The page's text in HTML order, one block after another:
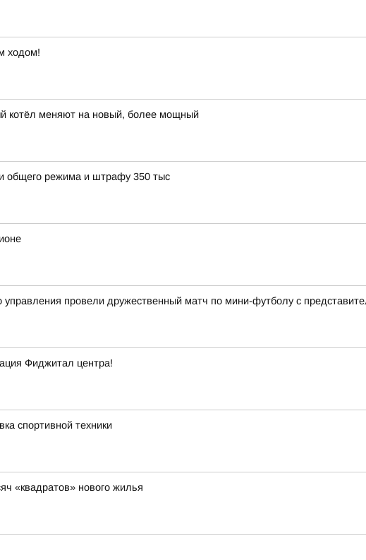
ходом!
котёл меняют на новый, более мощный
общего режима и штрафу 350 тыс
управления провели дружественный матч по мини-футболу с
Фиджитал центра!
спортивной техники
«квадратов» нового жилья